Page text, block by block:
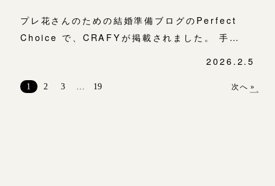
プレ花さんのための結婚準備ブログのPerfect
Choice で、CRAFYが掲載されました。 手…
2026.2.5
稿
ナ
1 2 3 19 次へ »